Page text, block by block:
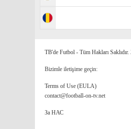
TB'de Futbol - Tüm Hakları
Bizimle iletişime geçin:
Terms of Use (EULA)
contact@football-on-tv.net
За НАС